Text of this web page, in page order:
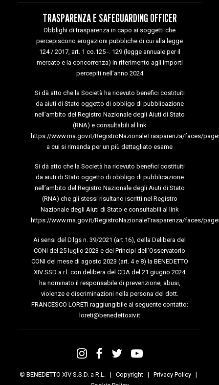
TRASPARENZA E SAFEGUARDING OFFICER
Obblighi di trasparenza in capo ai soggetti che
percepiscono erogazioni pubbliche di cui alla legge
124 / 2017, art. 1 co.125 -. 129 (legge annuale per il
mercato e la concorrenza) in riferimento agli importi
percepiti nell’anno 2024
Si dà atto che la Società ha ricevuto benefici costituiti
da aiuti di Stato oggetto di obbligo di pubblicazione
nell’ambito del Registro Nazionale degli Aiuti di Stato
(RNA) e consultabili al link
https://www.rna.gov.it/RegistroNazionaleTrasparenza/faces/
a cui si rimanda per un più dettagliato esame
Si dà atto che la Società ha ricevuto benefici costituiti
da aiuti di Stato oggetto di obbligo di pubblicazione
nell’ambito del Registro Nazionale degli Aiuti di Stato
(RNA) che gli stessi risultano iscritti nel Registro
Nazionale degli Aiuti di Stato e consultabili al link
https://www.rna.gov.it/RegistroNazionaleTrasparenza/faces/
Ai sensi del D.lgs n. 39/2021 (art.16), della Delibera del
CONI del 25 luglio 2023 e dei Principi dell’Osservatorio
CONI del mese di agosto 2023 (art. 4 e 8) la BENEDETTO
XIV SSD a r.l. con delibera del CDA del 21 giugno 2024
ha nominato il responsabile di prevenzione, abusi,
violenze e discriminazioni nella persona del dott.
FRANCESCO LORETI raggiungibile al seguente contatto:
loreti@benedettoxiv.it
© BENEDETTO XIV S.S.D. a R.L. | Copyright| Privacy Policy|